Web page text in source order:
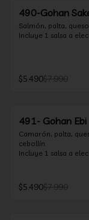
490-Gohan
Salmón, palta,
Incluye 1 salsa a
$5.490$7.990
491- Gohan Ebi
Camarón, palta,
cebollín
Incluye 1 salsa a
$5.490$7.990